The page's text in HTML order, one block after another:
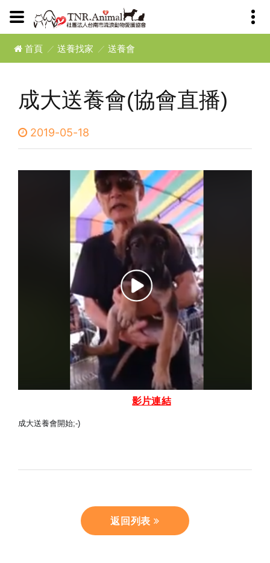
首頁 送養找家 送養會
成大送養會(協會直播)
2019-05-18
影片連結
成大送養會開始;-)
返回列表